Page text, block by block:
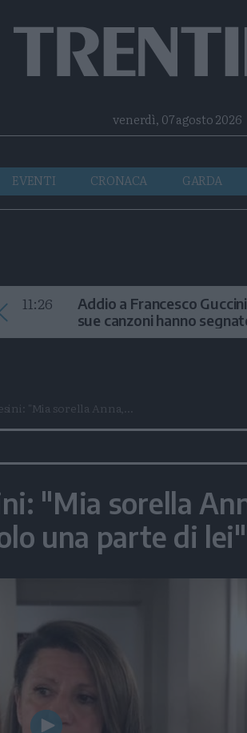
Telegram
RSSvenerdì, 07 agosto 2026
EVENTI CRONACA GARDA
11:26
Addio a Francesco
sue canzoni hanno
la storia
"Mia sorella Anna,...
"Mia sorella
una parte di lei"
Play